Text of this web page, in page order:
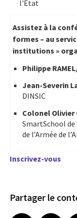
l'État
Assistez à la
formes – au
institutions »
Philippe RAMEL
Jean-Severin
DINSIC
Colonel Olivier
SmartSchool de
de l’Armée de
Inscrivez-vous
Partager le